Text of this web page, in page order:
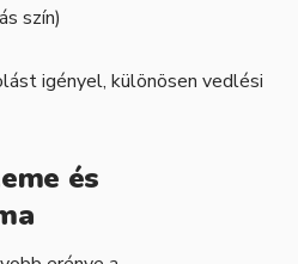
szín)
igényel, különösen vedlési
és